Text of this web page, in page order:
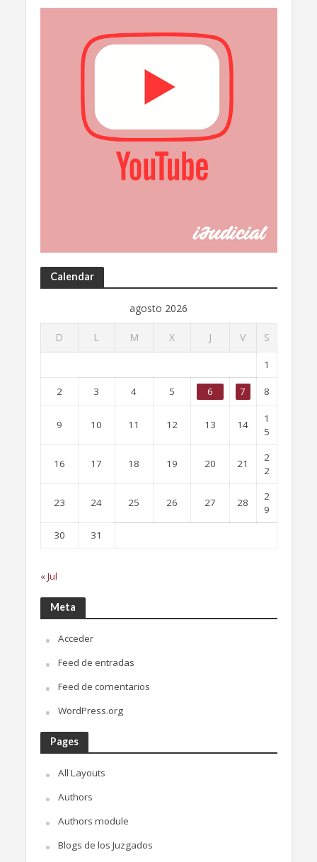
Calendar
agosto 2026
D L M X J V S
1
2 3 4 5 6 7 8
9 10 11 12 13 14
1
5
16 17 18 19 20 21
2
2
23 24 25 26 27 28
2
9
30
31
« Jul
Meta
Acceder
Feed de entradas
Feed de comentarios
WordPress.org
Pages
All Layouts
Authors
Authors module
Blogs de los Juzgados